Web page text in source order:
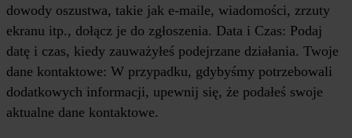
dowody oszustwa, takie jak e-maile, wiadomości, zrzuty
ekranu itp., dołącz je do zgłoszenia. Data i Czas: Podaj
datę i czas, kiedy zauważyłeś podejrzane działania. Twoje
dane kontaktowe: W przypadku, gdybyśmy potrzebowali
dodatkowych informacji, upewnij się, że podałeś swoje
aktualne dane kontaktowe.